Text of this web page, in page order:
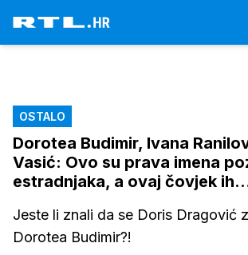
OSTALO
Dorotea Budimir, Ivana
Vasić: Ovo su prava imena
estradnjaka, a ovaj čovjek
Jeste li znali da se Doris Dragović
Dorotea Budimir?!